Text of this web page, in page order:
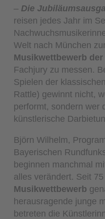
– Die
reisen jedes Jahr im
Welt nach München
Musikwettbewerb der
Fachjury zu messen.
Spielen der
Rattle) gewinnt nicht,
performt, sondern wer
künstlerische
Björn Wilhelm,
Bayerischen
beginnen manchmal
alles verändert. Seit
Musikwettbewerb
herausragende junge
betreten die